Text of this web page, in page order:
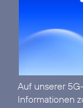
Auf unserer
Informationen